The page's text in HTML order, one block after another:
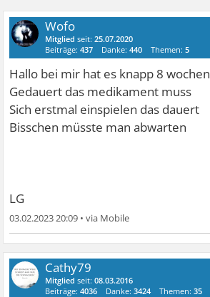
Wofo
Mitglied seit:25.07.2020
Beiträge:437 Danke:440 Themen:5
Hallo bei mir hat es knapp 8 wochen
Gedauert das medikament muss
Sich erstmal einspielen das dauert
Bisschen müsste man abwarten
LG
03.02.2023 20:09 •
Cathy79
Mitglied seit:08.03.2016
Beiträge:4036 Danke:3424 Themen:35